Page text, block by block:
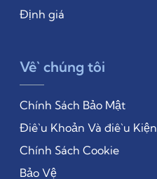
Định giá
Về chúng tôi
Chính Sách Bảo Mật
Điều Khoản Và điều Kiện
Chính Sách Cookie
Bảo Vệ